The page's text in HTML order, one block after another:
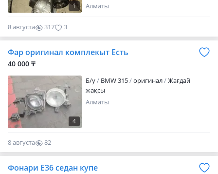
1
Алматы
8 августа 317 3
Фар оригинал комплекыт Есть
40 000 ₸
4
Б/y BMW 315 оригинал
Жағдай
жақсы
Алматы
8 августа
82
0
Фонари Е36 седан купе